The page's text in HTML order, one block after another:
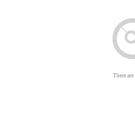
There are